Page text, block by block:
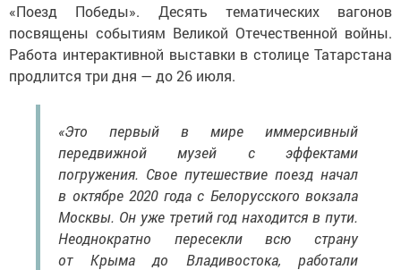
«Поезд Победы». Десять тематических вагонов
посвящены событиям Великой Отечественной войны.
Работа интерактивной выставки в столице Татарстана
продлится три дня — до 26 июля.
«Это первый в мире иммерсивный
передвижной музей с эффектами
погружения. Свое путешествие поезд начал
в октябре 2020 года с Белорусского вокзала
Москвы. Он уже третий год находится в пути.
Неоднократно пересекли всю страну
от Крыма до Владивостока, работали